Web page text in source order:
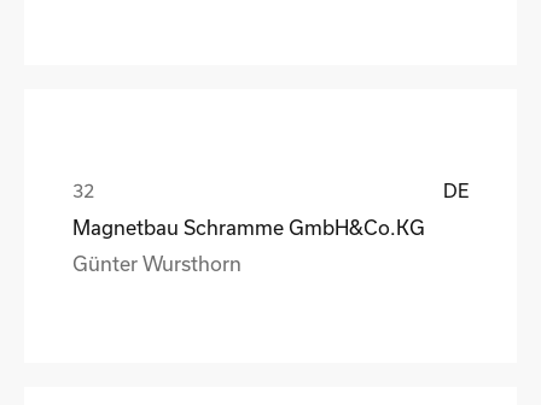
DE
Magnetbau Schramme GmbH&Co.KG
Günter Wursthorn